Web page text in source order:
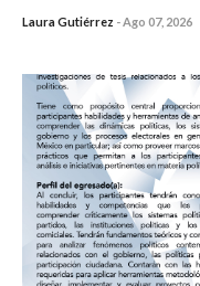
Laura Gutiérrez -Ago 07, 2026